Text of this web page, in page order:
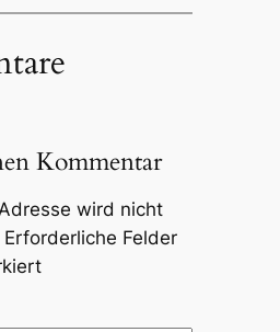
Kommentar
wird nicht
Erforderliche Felder